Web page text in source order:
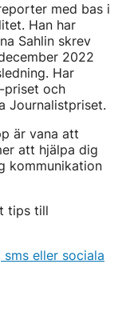
med bas i
Han har
Sahlin skrev
2022
Har
priset och
Journalistpriset.
är vana att
att hjälpa dig
kommunikation
tips till
eller sociala